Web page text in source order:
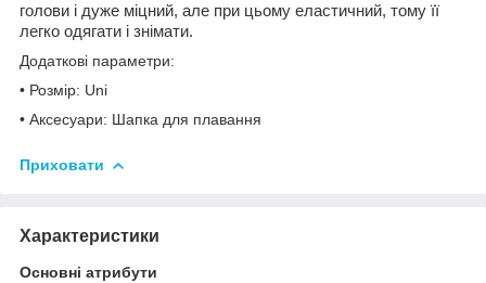
голови і дуже міцний, але при цьому еластичний, тому її
легко одягати і знімати.
Додаткові параметри:
• Розмір: Uni
• Аксесуари: Шапка для плавання
Приховати
Характеристики
Основні атрибути